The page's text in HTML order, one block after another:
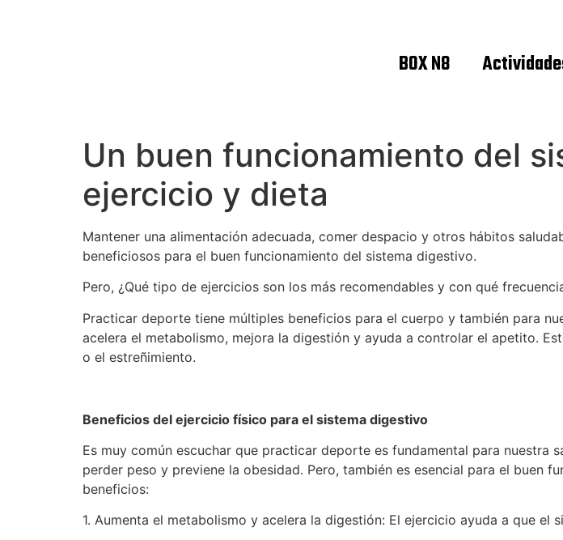
BOX N8
Un buen funcionamiento del
ejercicio y dieta
Mantener una alimentación adecuada, comer despacio y otros hábitos
beneficiosos para el buen funcionamiento del sistema digestivo.
Pero, ¿Qué tipo de ejercicios son los más recomendables y con qué
Practicar deporte tiene múltiples beneficios para el cuerpo y también para
acelera el metabolismo, mejora la digestión y ayuda a controlar el apetito.
o el estreñimiento.
Beneficios del ejercicio físico para el sistema digestivo
Es muy común escuchar que practicar deporte es fundamental para nuestra
perder peso y previene la obesidad. Pero, también es esencial para el buen
beneficios:
1. Aumenta el metabolismo y acelera la digestión: El ejercicio ayuda a que el